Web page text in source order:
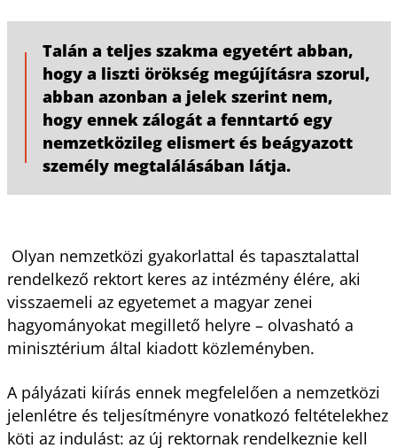
Talán a teljes szakma egyetért abban,
hogy a liszti örökség megújításra szorul,
abban azonban a jelek szerint nem,
hogy ennek zálogát a fenntartó egy
nemzetközileg elismert és beágyazott
személy megtalálásában látja.
Olyan nemzetközi gyakorlattal és tapasztalattal
rendelkező rektort keres az intézmény élére, aki
visszaemeli az egyetemet a magyar zenei
hagyományokat megillető helyre – olvasható a
minisztérium által kiadott közleményben.
A pályázati kiírás ennek megfelelően a nemzetközi
jelenlétre és teljesítményre vonatkozó feltételekhez
köti az indulást: az új rektornak rendelkeznie kell